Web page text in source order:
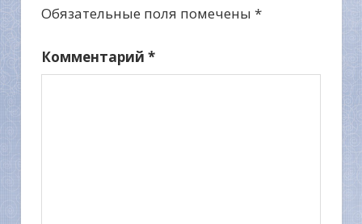
Обязательные поля помечены *
Комментарий *